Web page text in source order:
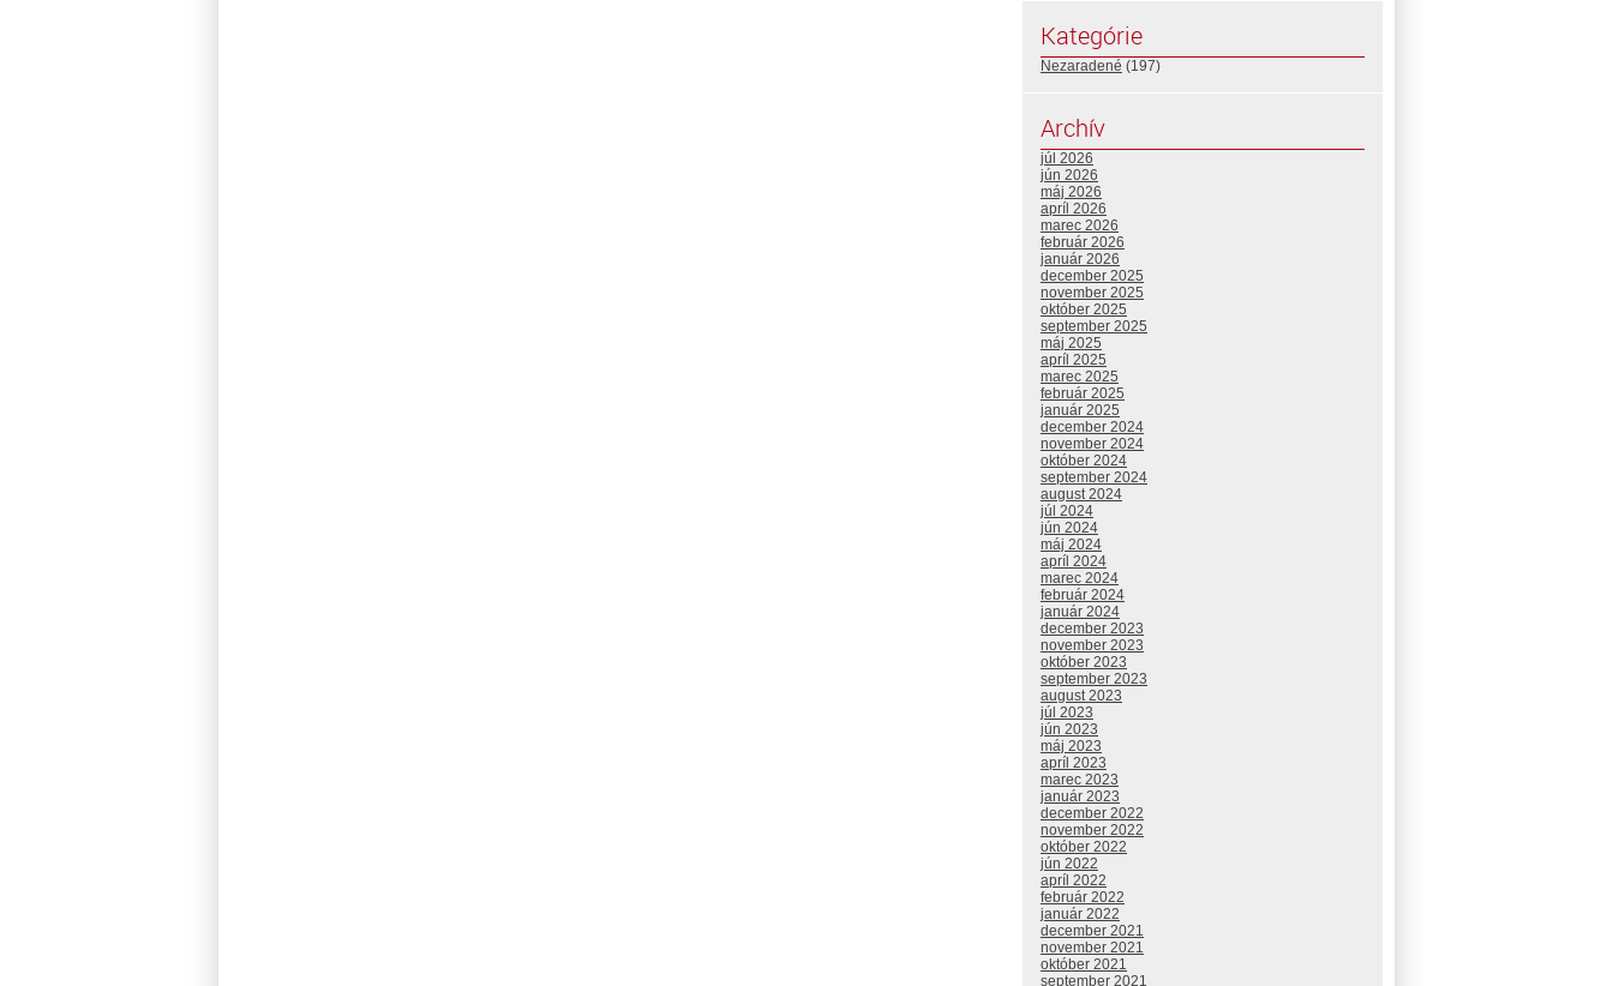
Kategórie
Nezaradené (197)
Archív
júl 2026
jún 2026
máj 2026
apríl 2026
marec 2026
február 2026
január 2026
december 2025
november 2025
október 2025
september 2025
máj 2025
apríl 2025
marec 2025
február 2025
január 2025
december 2024
november 2024
október 2024
september 2024
august 2024
júl 2024
jún 2024
máj 2024
apríl 2024
marec 2024
február 2024
január 2024
december 2023
november 2023
október 2023
september 2023
august 2023
júl 2023
jún 2023
máj 2023
apríl 2023
marec 2023
január 2023
december 2022
november 2022
október 2022
jún 2022
apríl 2022
február 2022
január 2022
december 2021
november 2021
október 2021
september 2021